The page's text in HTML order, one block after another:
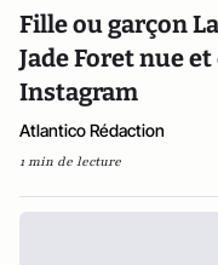
Fille ou garçon
Jade Foret nue
Instagram
Atlantico Rédaction
1 min de lecture